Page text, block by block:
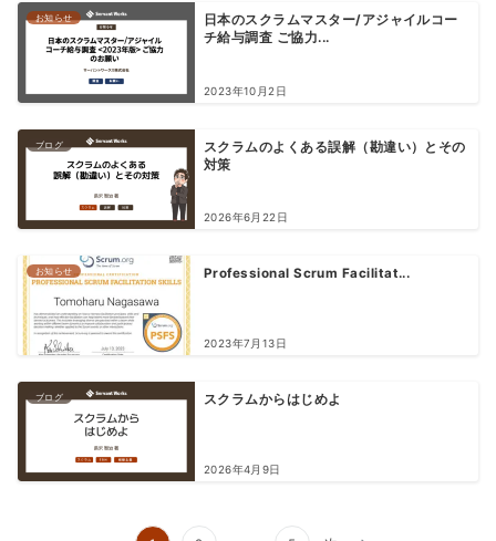
お知らせ
日本のスクラムマスター/アジャイルコー
チ給与調査 ご協力...
2023年10月2日
ブログ
スクラムのよくある誤解（勘違い）とその
対策
2026年6月22日
お知らせ Professional Scrum Facilitat...
2023年7月13日
ブログ スクラムからはじめよ
2026年4月9日